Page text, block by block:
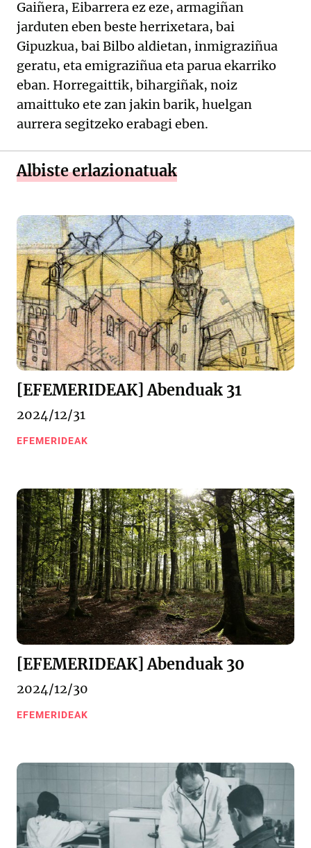
Gaiñera, Eibarrera ez eze, armagiñan
jarduten eben beste herrixetara, bai
Gipuzkua, bai Bilbo aldietan, inmigraziñua
geratu, eta emigraziñua eta parua ekarriko
eban. Horregaittik, bihargiñak, noiz
amaittuko ete zan jakin barik, huelgan
aurrera segitzeko erabagi eben.
Albiste erlazionatuak
[EFEMERIDEAK] Abenduak 31
2024/12/31
EFEMERIDEAK
[EFEMERIDEAK] Abenduak 30
2024/12/30
EFEMERIDEAK